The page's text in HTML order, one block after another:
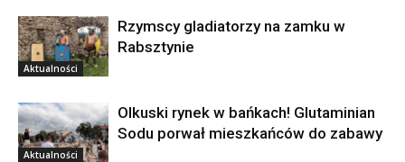
Aktualności
Rzymscy gladiatorzy na zamku w
Rabsztynie
Aktualności
Olkuski rynek w bańkach! Glutaminian
Sodu porwał mieszkańców do zabawy